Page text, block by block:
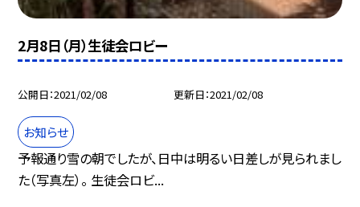
2月8日（月）生徒会ロビー
公開日 2021/02/08 更新日 2021/02/08
お知らせ
予報通り雪の朝でしたが、日中は明るい日差しが見られまし
た（写真左）。 生徒会ロビ...